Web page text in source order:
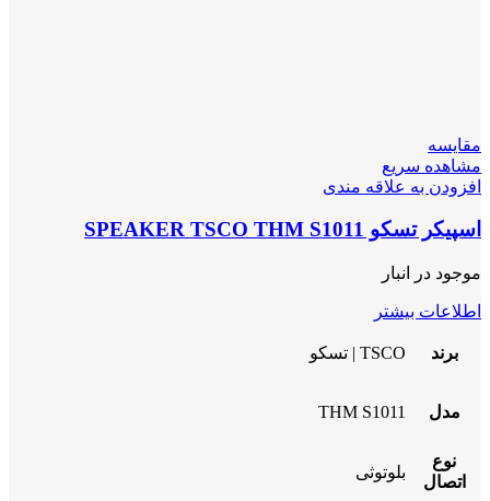
مقایسه
مشاهده سریع
افزودن به علاقه مندی
اسپیکر تسکو SPEAKER TSCO THM S1011
موجود در انبار
اطلاعات بیشتر
برند TSCO | تسکو
مدل THM S1011
نوع
اتصال
بلوتوثی